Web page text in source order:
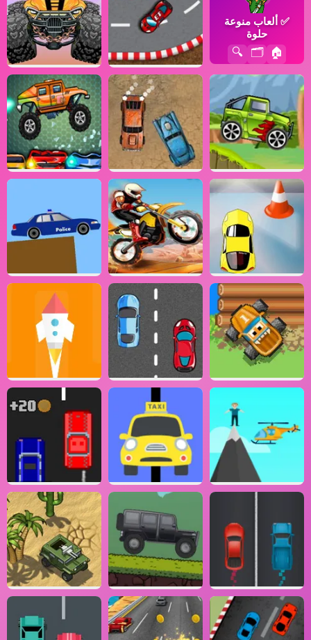
✅ ألعاب منوعة
حلوة
🏠
🗂️
🔍